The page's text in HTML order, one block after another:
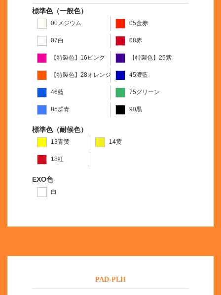
標準色（一般色）
00メジウム 05金赤
07白 08赤
【特製色】16ピンク 【特製色】25紫
【特製色】28オレンジ 45濃藍
46藍 75グリーン
85群青 90黒
標準色（耐候色）
13青黄 14黄
18紅
EXO色
白
PAD-PLH